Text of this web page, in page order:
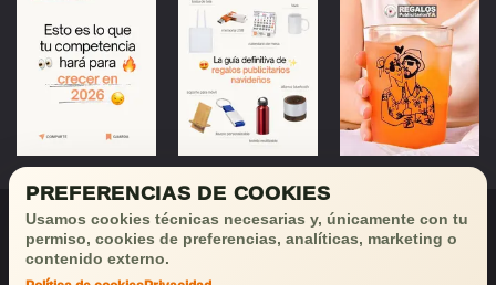
PREFERENCIAS DE COOKIES
Usamos cookies técnicas necesarias y, únicamente con tu
permiso, cookies de preferencias, analíticas, marketing o
contenido externo.